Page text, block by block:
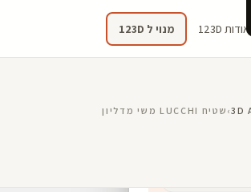
אודות 123D מנוי ל 123D
› שטיח LUCCHI משי מדליון